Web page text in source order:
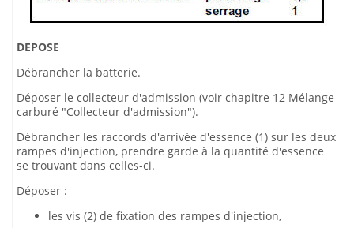
DEPOSE
Débrancher la batterie.
Déposer le collecteur d'admission (voir chapitre 12 Mélange
carburé "Collecteur d'admission").
Débrancher les raccords d'arrivée d'essence (1) sur les deux
rampes d'injection, prendre garde à la quantité d'essence
se trouvant dans celles-ci.
Déposer :
les vis (2) de fixation des rampes d'injection,